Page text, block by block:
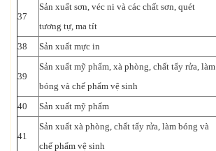
37
Sản xuất sơn, véc ni và các chất sơn, quét
tương tự, ma tít
38 Sản xuất mực in
39
Sản xuất mỹ phẩm, xà phòng, chất tẩy rửa, làm
bóng và chế phẩm vệ sinh
40 Sản xuất mỹ phẩm
41
Sản xuất xà phòng, chất tẩy rửa, làm bóng và
chế phẩm vệ sinh